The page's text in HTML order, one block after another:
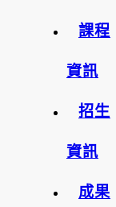
課程
資訊
招生
資訊
成果